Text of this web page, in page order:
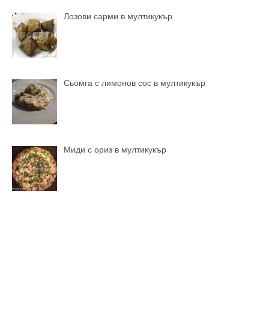
Лозови сарми в мултикукър
Сьомга с лимонов сос в мултикукър
Миди с ориз в мултикукър